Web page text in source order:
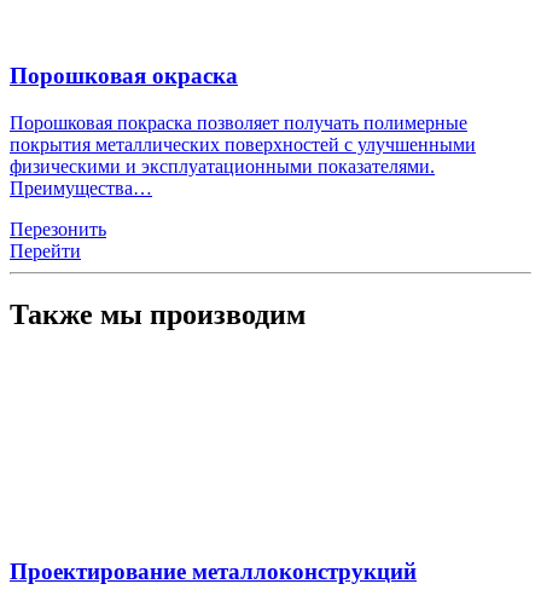
Порошковая окраска
Порошковая покраска позволяет получать полимерные
покрытия металлических поверхностей с улучшенными
физическими и эксплуатационными показателями.
Преимущества…
Перезонить
Перейти
Также мы производим
Проектирование металлоконструкций